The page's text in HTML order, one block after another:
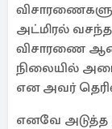
அட்மிரல்
விசாரணை
நிலையில்
என அவர்
எனவே அடுத்த